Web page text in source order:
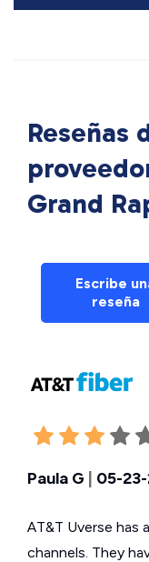
Reseñas
Grand
Escribe
reseña
Paula G 05-
AT&T Uverse has
channels. They